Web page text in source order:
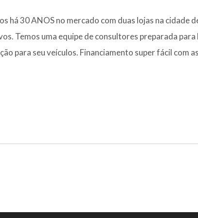
há 30 ANOS no mercado com duas lojas na cidade
Temos uma equipe de consultores preparada para
para seu veículos. Financiamento super fácil com as